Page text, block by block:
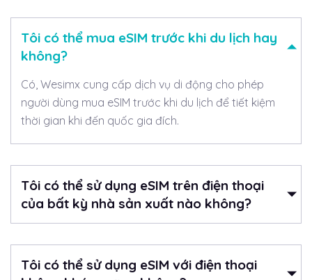
Tôi có thể mua eSIM trước khi du lịch hay
không?
Có, Wesimx cung cấp dịch vụ di động cho phép
người dùng mua eSIM trước khi du lịch để tiết kiệm
thời gian khi đến quốc gia đích.
Tôi có thể sử dụng eSIM trên điện thoại
của bất kỳ nhà sản xuất nào không?
Tôi có thể sử dụng eSIM với điện thoại